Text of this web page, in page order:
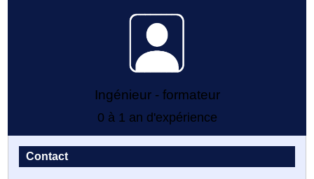
Ingénieur - formateur
0 à 1 an d'expérience
Contact